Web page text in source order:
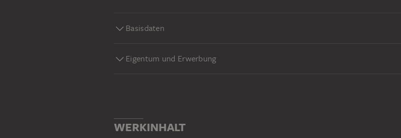
Basisdaten
Eigentum und Erwerbung
WERKINHALT